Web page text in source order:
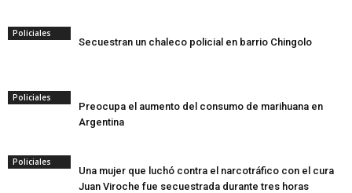
Policiales
Secuestran un chaleco policial en barrio Chingolo
Policiales
Preocupa el aumento del consumo de marihuana en
Argentina
Policiales
Una mujer que luchó contra el narcotráfico con el cura
Juan Viroche fue secuestrada durante tres horas